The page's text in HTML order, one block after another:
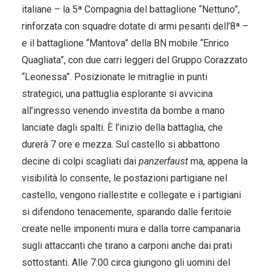
italiane – la 5ª Compagnia del battaglione “Nettuno”,
rinforzata con squadre dotate di armi pesanti dell’8ª –
e il battaglione “Mantova” della BN mobile “Enrico
Quagliata”, con due carri leggeri del Gruppo Corazzato
“Leonessa”. Posizionate le mitraglie in punti
strategici, una pattuglia esplorante si avvicina
all’ingresso venendo investita da bombe a mano
lanciate dagli spalti. È l’inizio della battaglia, che
durerà 7 ore e mezza. Sul castello si abbattono
decine di colpi scagliati dai panzerfaust ma, appena la
visibilità lo consente, le postazioni partigiane nel
castello, vengono riallestite e collegate e i partigiani
si difendono tenacemente, sparando dalle feritoie
create nelle imponenti mura e dalla torre campanaria
sugli attaccanti che tirano a carponi anche dai prati
sottostanti. Alle 7:00 circa giungono gli uomini del